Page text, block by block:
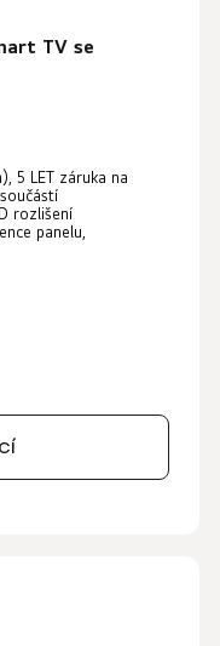
TV se
5 LET záruka na
rozlišení
panelu,